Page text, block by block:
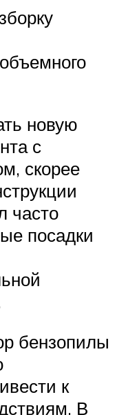
новую
с
скорее
часто
посадки
бензопилы
к
В